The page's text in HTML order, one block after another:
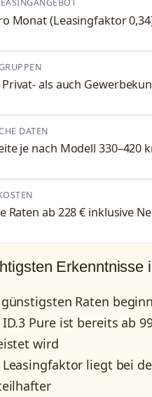
Monat (Leasingfaktor
als auch
DATEN
je nach Modell 330–420
Raten ab 228 € inklusive
Erkenntnisse
Raten
ID.3 Pure ist bereits ab
wird
Leasingfaktor liegt bei